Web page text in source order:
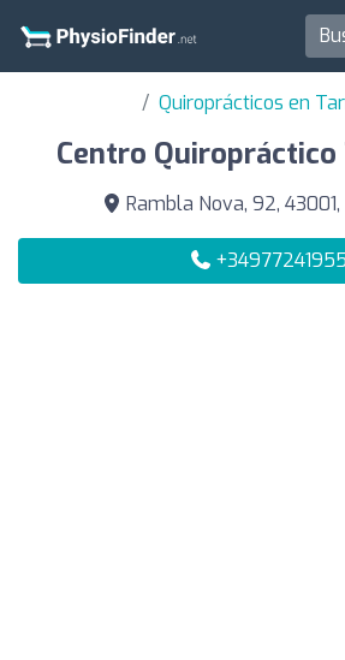
Quiroprácticos en
Centro
Rambla Nova, 92,
+34977241955